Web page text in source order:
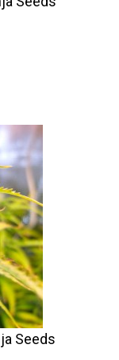
Seeds